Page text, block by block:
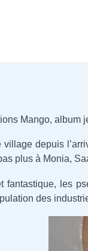
Mango, album
depuis
plus à Monia,
fantastique, les
des